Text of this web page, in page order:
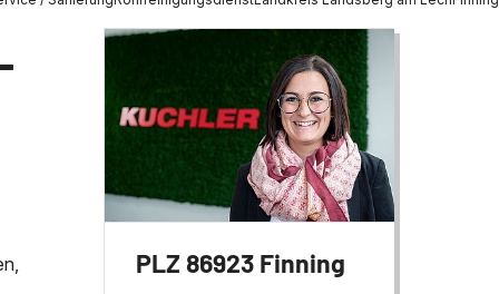
Tiefbau
Zentrum München
PLZ 86923 Finning